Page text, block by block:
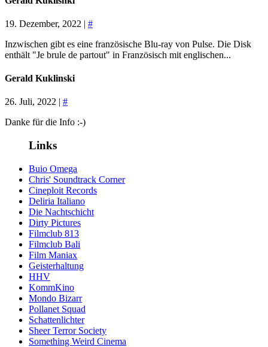
19. Dezember, 2022 | #
Inzwischen gibt es eine französische Blu-ray von Pulse. Die Disk
enthält "Je brule de partout" in Französisch mit englischen...
Gerald Kuklinski
26. Juli, 2022 | #
Danke für die Info :-)
Links
Buio Omega
Chris' Soundtrack Corner
Cineploit Records
Deliria Italiano
Die Nachtschicht
Dirty Pictures
Filmclub 813
Filmclub Bali
Film Maniax
Geisterhaltung
HHV
KommKino
Mondo Bizarr
Pollanet Squad
Schattenlichter
Sheer Terror Society
Something Weird Cinema